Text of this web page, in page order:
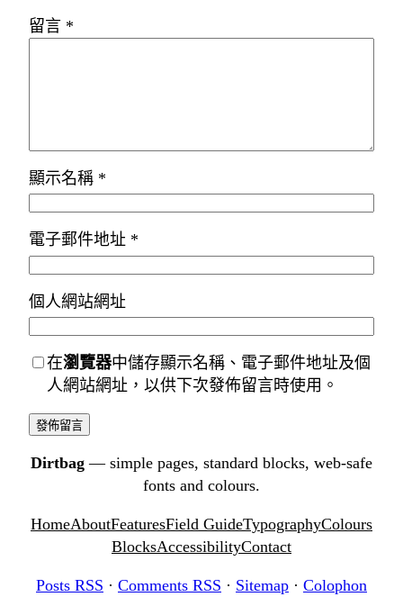
留言 *
顯示名稱 *
電子郵件地址 *
個人網站網址
在瀏覽器中儲存顯示名稱、電子郵件地址及個
人網站網址，以供下次發佈留言時使用。
Dirtbag — simple pages, standard blocks, web-safe
fonts and colours.
HomeAboutFeaturesField GuideTypographyColours
BlocksAccessibilityContact
Posts RSS · Comments RSS · Sitemap · Colophon